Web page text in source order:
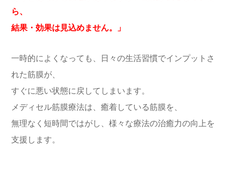
ら、
結果・効果は見込めません。」
一時的によくなっても、日々の生活習慣でインプットさ
れた筋膜が、
すぐに悪い状態に戻してしまいます。
メディセル筋膜療法は、癒着している筋膜を、
無理なく短時間ではがし、様々な療法の治癒力の向上を
支援します。